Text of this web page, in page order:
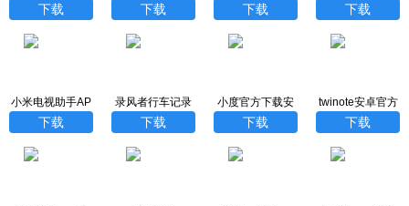
网
下载
卓版
下载
版
下载
版下载
下载
小米电视助手AP
P最新版
下载
录风者行车记录
仪app
下载
小度官方下载安
装最新版
下载
twinote安卓官方
版下载安装
下载